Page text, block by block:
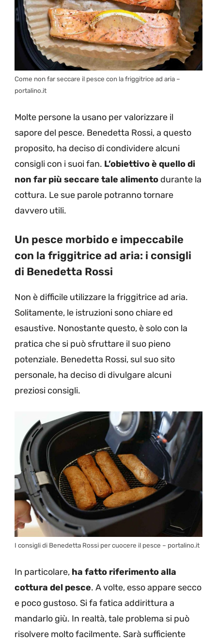
Come non far seccare il pesce con la friggitrice ad aria –
portalino.it
Molte persone la usano per valorizzare il
sapore del pesce. Benedetta Rossi, a questo
proposito, ha deciso di condividere alcuni
consigli con i suoi fan. L’obiettivo è quello di
non far più seccare tale alimento durante la
cottura. Le sue parole potranno tornare
davvero utili.
Un pesce morbido e impeccabile
con la friggitrice ad aria: i consigli
di Benedetta Rossi
Non è difficile utilizzare la friggitrice ad aria.
Solitamente, le istruzioni sono chiare ed
esaustive. Nonostante questo, è solo con la
pratica che si può sfruttare il suo pieno
potenziale. Benedetta Rossi, sul suo sito
personale, ha deciso di divulgare alcuni
preziosi consigli.
I consigli di Benedetta Rossi per cuocere il pesce – portalino.it
In particolare, ha fatto riferimento alla
cottura del pesce. A volte, esso appare secco
e poco gustoso. Si fa fatica addirittura a
mandarlo giù. In realtà, tale problema si può
risolvere molto facilmente. Sarà sufficiente